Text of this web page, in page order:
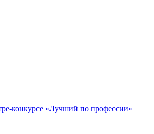
конкурсе «Лучший по профессии»